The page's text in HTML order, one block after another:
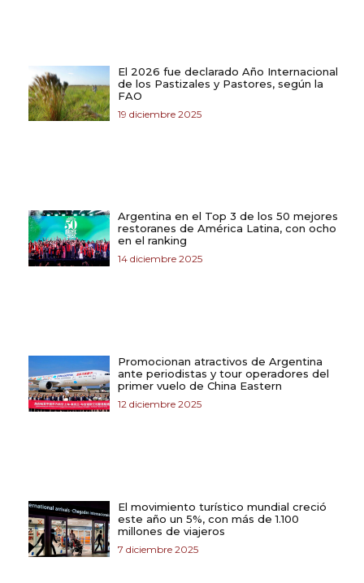
El 2026 fue declarado Año Internacional
de los Pastizales y Pastores, según la
FAO
19 diciembre 2025
Argentina en el Top 3 de los 50 mejores
restoranes de América Latina, con ocho
en el ranking
14 diciembre 2025
Promocionan atractivos de Argentina
ante periodistas y tour operadores del
primer vuelo de China Eastern
12 diciembre 2025
El movimiento turístico mundial creció
este año un 5%, con más de 1.100
millones de viajeros
7 diciembre 2025